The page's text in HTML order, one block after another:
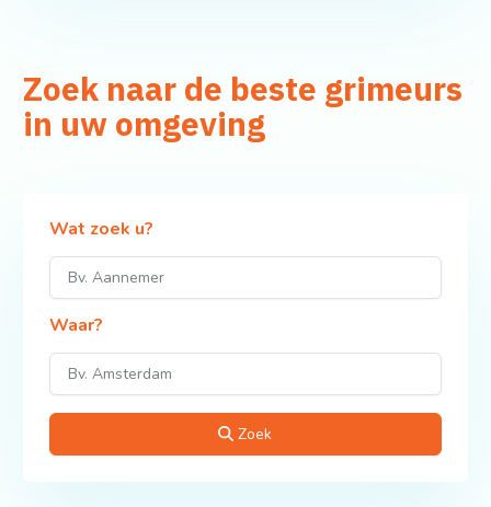
Zoek naar de beste grimeurs
in uw omgeving
Wat zoek u?
Waar?
Zoek